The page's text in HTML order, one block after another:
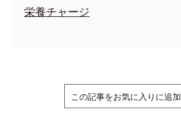
栄養チャージ
この記事をお気に入りに追加